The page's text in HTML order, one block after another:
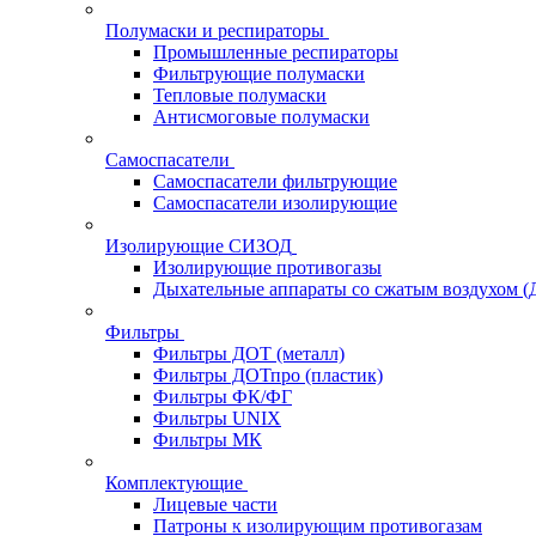
Полумаски и респираторы
Промышленные респираторы
Фильтрующие полумаски
Тепловые полумаски
Антисмоговые полумаски
Самоспасатели
Самоспасатели фильтрующие
Самоспасатели изолирующие
Изолирующие СИЗОД
Изолирующие противогазы
Дыхательные аппараты со сжатым воздухом
Фильтры
Фильтры ДОТ (металл)
Фильтры ДОТпро (пластик)
Фильтры ФК/ФГ
Фильтры UNIX
Фильтры МК
Комплектующие
Лицевые части
Патроны к изолирующим противогазам